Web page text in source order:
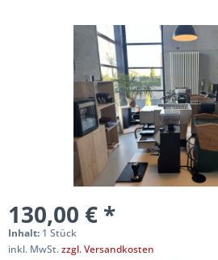
130,00 € *
Inhalt: 1 Stück
inkl. MwSt.zzgl. Versandkosten